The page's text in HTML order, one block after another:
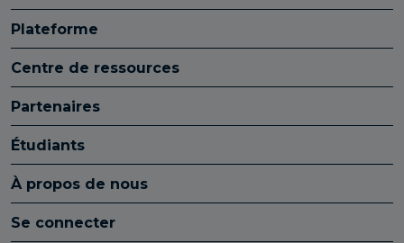
Plateforme
Centre de ressources
Partenaires
Étudiants
À propos de nous
Se connecter